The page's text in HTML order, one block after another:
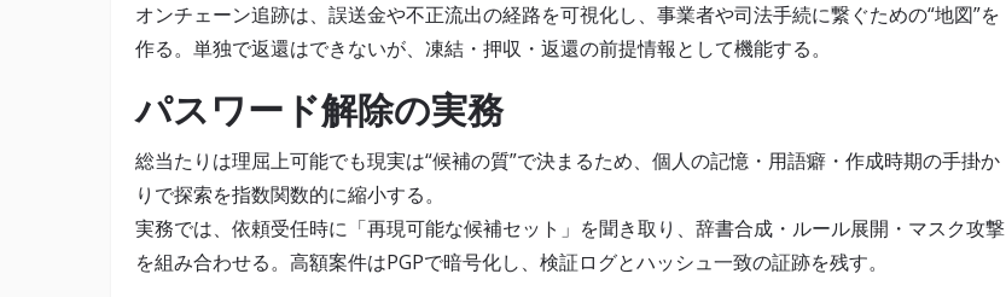
オンチェーン追跡は、誤送金や不正流出の経路を可視化し、事業者や司法手続に繋ぐための“地図”を
作る。単独で返還はできないが、凍結・押収・返還の前提情報として機能する。
パスワード解除の実務
総当たりは理屈上可能でも現実は“候補の質”で決まるため、個人の記憶・用語癖・作成時期の手掛か
りで探索を指数関数的に縮小する。
実務では、依頼受任時に「再現可能な候補セット」を聞き取り、辞書合成・ルール展開・マスク攻撃
を組み合わせる。高額案件はPGPで暗号化し、検証ログとハッシュ一致の証跡を残す。